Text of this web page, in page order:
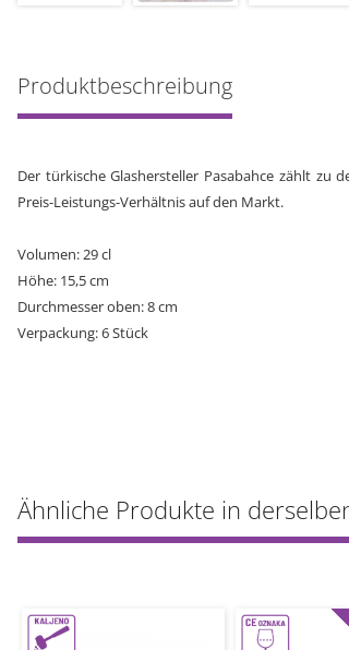
Produktbeschreibung
Der türkische Glashersteller Pasabahce zählt
Preis-Leistungs-Verhältnis auf den Markt.
Volumen: 29 cl
Höhe: 15,5 cm
Durchmesser oben: 8 cm
Verpackung: 6 Stück
Ähnliche Produkte in